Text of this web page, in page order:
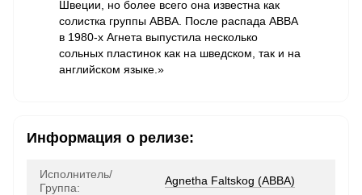
Швеции, но более всего она известна как
солистка группы ABBA. После распада ABBA
в 1980-х Агнета выпустила несколько
сольных пластинок как на шведском, так и на
английском языке.»
Информация о релизе:
Исполнитель/
Группа:
Agnetha Faltskog (ABBA)